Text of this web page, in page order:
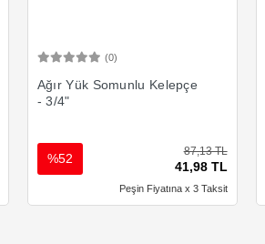
(0)
Ağır Yük Somunlu Kelepçe
- 3/4"
87,13 TL
41,98 TL
%52
Peşin Fiyatına x 3 Taksit